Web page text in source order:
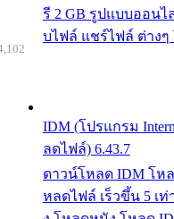
รี 2 GB รูปแบบออนไ
บไฟล์ แชร์ไฟล์ ต่างๆ
IDM (โปรแกรม
ลดไฟล์) 6.43.7
ดาวน์โหลด IDM โหล
หลดไฟล์ เร็วขึ้น 5 เ